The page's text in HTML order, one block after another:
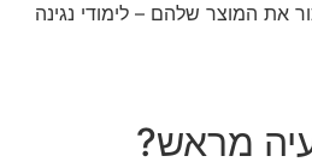
את המוצר שלהם – לימודי נגינה
מראש?